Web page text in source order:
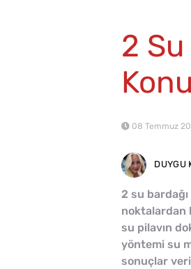
2
08 Temmuz
DUYGU
2 su
noktalardan
su pilavın
yöntemi su
sonuçlar